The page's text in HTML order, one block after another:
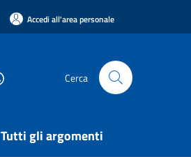
Accedi all'area personale
Cerca
Tutti gli argomenti